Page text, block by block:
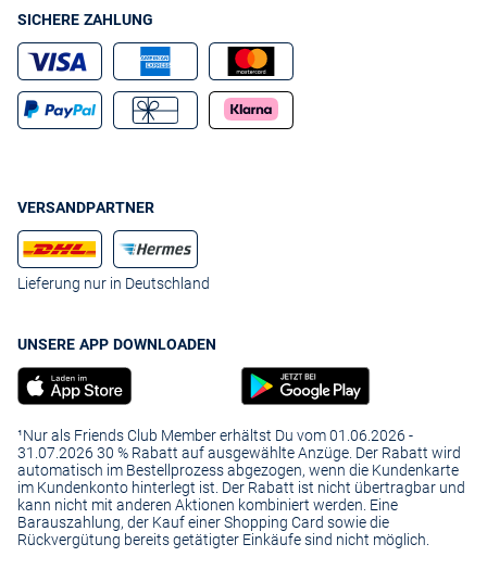
SICHERE ZAHLUNG
VERSANDPARTNER
Lieferung nur in Deutschland
UNSERE APP DOWNLOADEN
¹Nur als Friends Club Member erhältst Du vom 01.06.2026 -
31.07.2026 30 % Rabatt auf ausgewählte Anzüge. Der Rabatt wird
automatisch im Bestellprozess abgezogen, wenn die Kundenkarte
im Kundenkonto hinterlegt ist. Der Rabatt ist nicht übertragbar und
kann nicht mit anderen Aktionen kombiniert werden. Eine
Barauszahlung, der Kauf einer Shopping Card sowie die
Rückvergütung bereits getätigter Einkäufe sind nicht möglich.